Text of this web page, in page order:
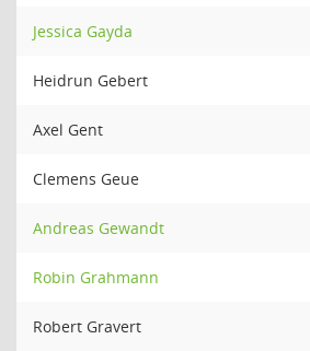
Jessica Gayda
Heidrun Gebert
Axel Gent
Clemens Geue
Andreas Gewandt
Robin Grahmann
Robert Gravert